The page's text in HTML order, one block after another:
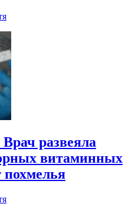
развеяла
витаминных
похмелья